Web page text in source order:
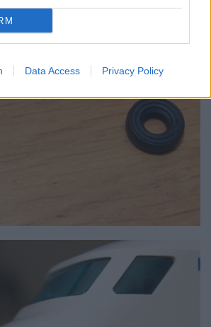
Data Access Privacy Policy